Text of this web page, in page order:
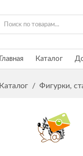
Главная Каталог
Каталог / Фигурки,